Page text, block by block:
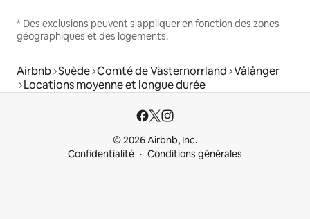
* Des exclusions peuvent s'appliquer en fonction des zones
géographiques et des logements.
Airbnb Suède Comté de Västernorrland Vålånger
Locations moyenne et longue durée
© 2026 Airbnb, Inc.
Confidentialité
Conditions générales